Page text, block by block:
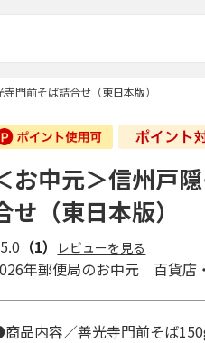
門前そば詰合せ（東日本版）
お中元＞信州戸
せ（東日本版）
5.0 （1） レビューを見る
年郵便局のお中元 百貨店
品内容／善光寺門前そば